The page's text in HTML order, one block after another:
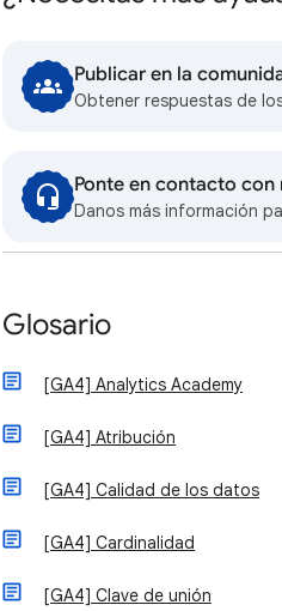
Publicar en la
Obtener respuestas de
Ponte en contacto
Danos más información
Glosario
[GA4] Analytics Academy
[GA4] Atribución
[GA4] Calidad de los datos
[GA4] Cardinalidad
[GA4] Clave de unión